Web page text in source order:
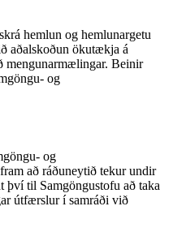
hemlun og hemlunargetu
aðalskoðun ökutækja á
mengunarmælingar. Beinir
og
og
að ráðuneytið tekur undir
því til Samgöngustofu að taka
útfærslur í samráði við